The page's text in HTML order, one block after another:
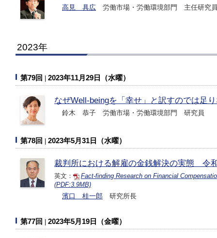
高見 具広 労働市場・労働環境部門 主任研究
2023年
第79回 2023年11月29日（水曜）
なぜWell-beingを「幸せ」と訳すのでは足
鈴木 恭子 労働市場・労働環境部門 研究員
第78回 2023年5月31日（水曜）
裁判所における解雇の金銭解決の実態 令
英文：
Fact-finding Research on Financial
(PDF:3.9MB)
濱口 桂一郎 研究所長
第77回 2023年5月19日（金曜）